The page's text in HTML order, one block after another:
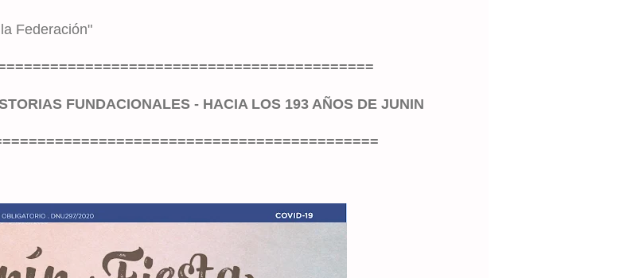
Federación"
FUNDACIONALES - HACIA LOS 193 AÑOS DE JUNIN